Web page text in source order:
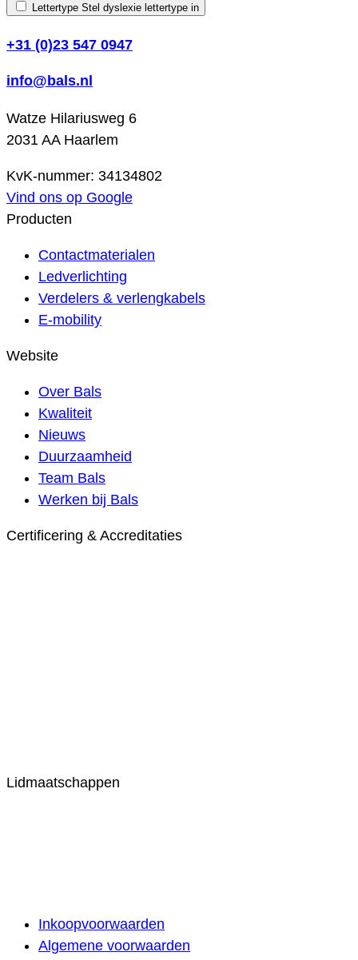
Lettertype Stel dyslexie lettertype in
+31 (0)23 547 0947
info@bals.nl
Watze Hilariusweg 6
2031 AA Haarlem
KvK-nummer: 34134802
Vind ons op Google
Producten
Contactmaterialen
Ledverlichting
Verdelers & verlengkabels
E-mobility
Website
Over Bals
Kwaliteit
Nieuws
Duurzaamheid
Team Bals
Werken bij Bals
Certificering & Accreditaties
Lidmaatschappen
Inkoopvoorwaarden
Algemene voorwaarden